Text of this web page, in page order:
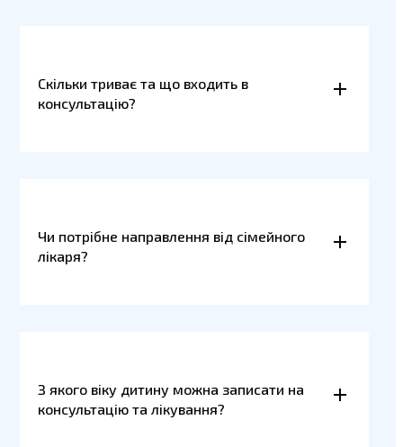
Скільки триває та що входить в
консультацію?
Чи потрібне направлення від сімейного
лікаря?
З якого віку дитину можна записати на
консультацію та лікування?